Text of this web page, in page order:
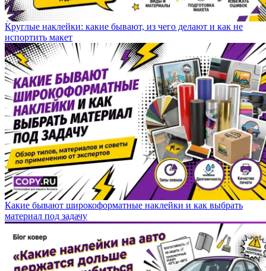
Круглые наклейки: какие бывают, из чего делают и как не
испортить макет
Какие бывают широкоформатные наклейки и как выбрать
материал под задачу